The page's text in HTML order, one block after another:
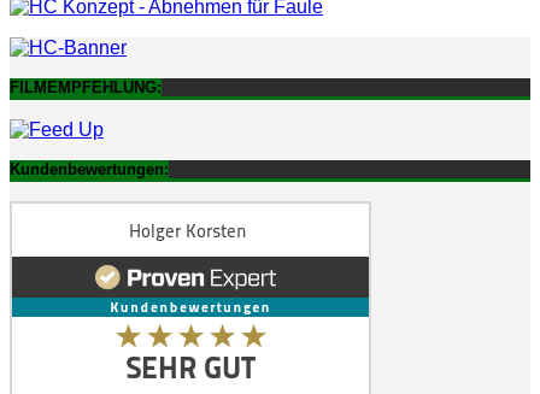
FILMEMPFEHLUNG:
Kundenbewertungen: